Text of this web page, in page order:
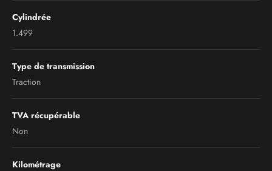
Cylindrée
1.499
Type de transmission
Traction
TVA récupérable
Non
Kilométrage